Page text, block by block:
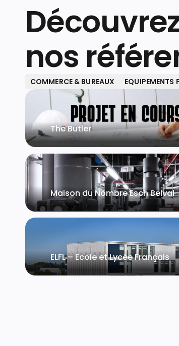
nos
COMMERCE & BUREAUX EQUIPEMENTS
Bertrange
The Butler
Maison du Nombre Esch Belval
Luxembourg
ELFL – Ecole et Lycée Français